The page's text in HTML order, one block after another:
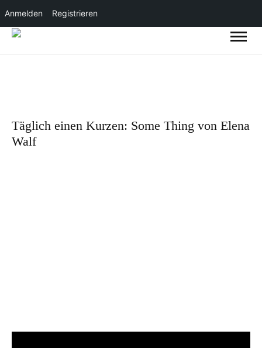
Anmelden Registrieren
Täglich einen Kurzen: Some Thing von Elena
Walf